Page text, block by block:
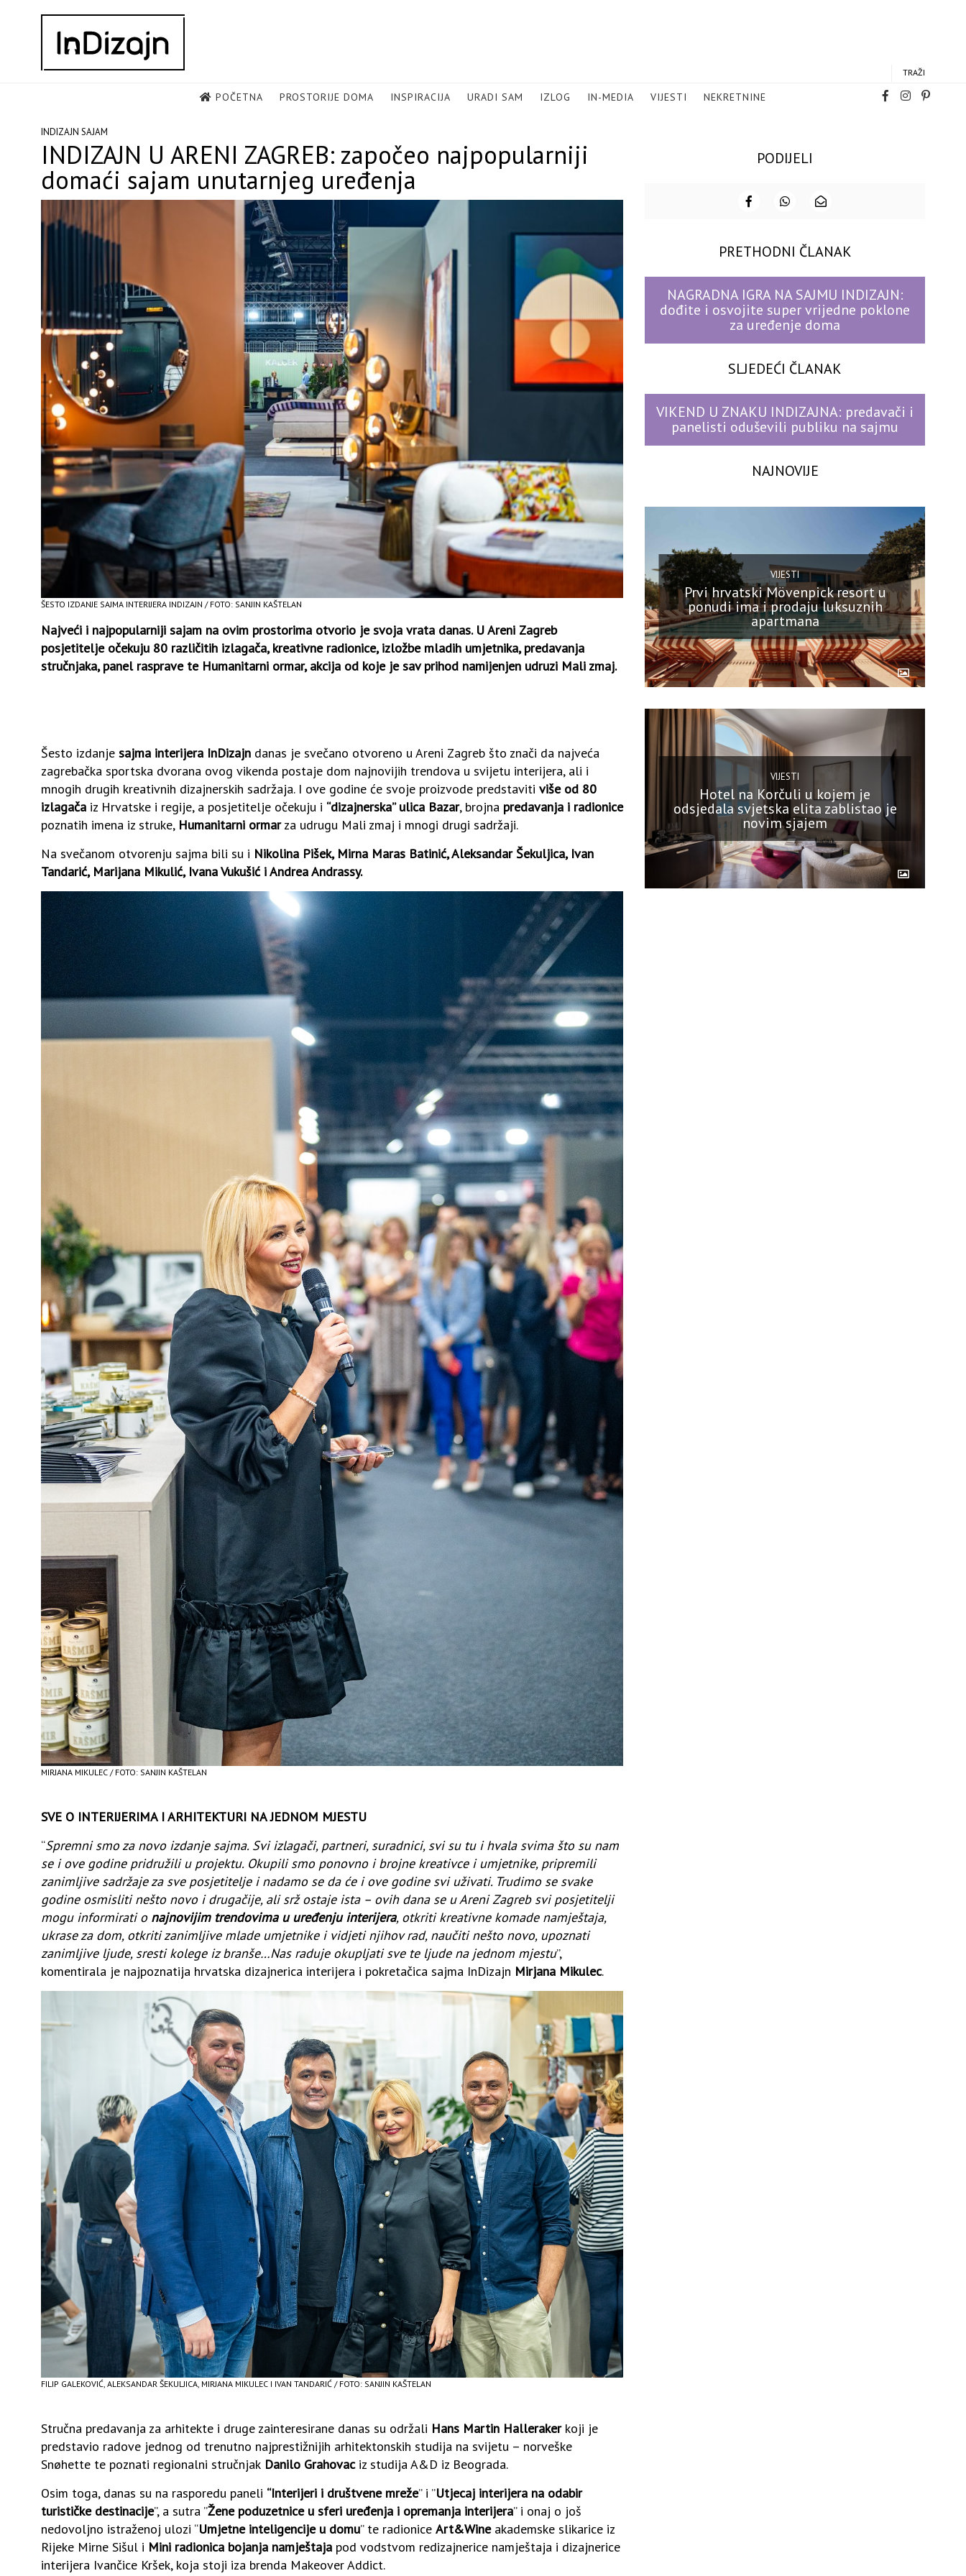
TRAŽI
POČETNA PROSTORIJE DOMA INSPIRACIJA URADI SAM IZLOG IN-MEDIA VIJESTI NEKRETNINE
INDIZAJN SAJAM
INDIZAJN U ARENI ZAGREB: započeo najpopularniji
domaći sajam unutarnjeg uređenja
ŠESTO IZDANJE SAJMA INTERIJERA INDIZAJN / FOTO: SANJIN KAŠTELAN
Najveći i najpopularniji sajam na ovim prostorima otvorio je svoja vrata danas. U Areni Zagreb
posjetitelje očekuju 80 različitih izlagača, kreativne radionice, izložbe mladih umjetnika, predavanja
stručnjaka, panel rasprave te Humanitarni ormar, akcija od koje je sav prihod namijenjen udruzi Mali zmaj.
Šesto izdanje sajma interijera InDizajn danas je svečano otvoreno u Areni Zagreb što znači da najveća
zagrebačka sportska dvorana ovog vikenda postaje dom najnovijih trendova u svijetu interijera, ali i
mnogih drugih kreativnih dizajnerskih sadržaja. I ove godine će svoje proizvode predstaviti više od 80
izlagača iz Hrvatske i regije, a posjetitelje očekuju i “dizajnerska” ulica Bazar, brojna predavanja i radionice
poznatih imena iz struke, Humanitarni ormarza udrugu Mali zmaj i mnogi drugi sadržaji.
Na svečanom otvorenju sajma bili su i Nikolina Pišek, Mirna Maras Batinić, Aleksandar Šekuljica, Ivan
Tandarić, Marijana Mikulić, Ivana Vukušić i Andrea Andrassy.
MIRJANA MIKULEC / FOTO: SANJIN KAŠTELAN
SVE O INTERIJERIMA I ARHITEKTURI NA JEDNOM MJESTU
“Spremni smo za novo izdanje sajma. Svi izlagači, partneri, suradnici, svi su tu i hvala svima što su nam
se i ove godine pridružili u projektu. Okupili smo ponovno i brojne kreativce i umjetnike, pripremili
zanimljive sadržaje za sve posjetitelje i nadamo se da će i ove godine svi uživati. Trudimo se svake
godine osmisliti nešto novo i drugačije, ali srž ostaje ista – ovih dana se u Areni Zagreb svi posjetitelji
mogu informirati o najnovijim trendovima u uređenju interijera, otkriti kreativne komade namještaja,
ukrase za dom, otkriti zanimljive mlade umjetnike i vidjeti njihov rad, naučiti nešto novo, upoznati
zanimljive ljude, sresti kolege iz branše…Nas raduje okupljati sve te ljude na jednom mjestu”,
komentirala je najpoznatija hrvatska dizajnerica interijera i pokretačica sajma InDizajn Mirjana Mikulec.
FILIP GALEKOVIĆ, ALEKSANDAR ŠEKULJICA, MIRJANA MIKULEC I IVAN TANDARIĆ / FOTO: SANJIN KAŠTELAN
Stručna predavanja za arhitekte i druge zainteresirane danas su održali Hans Martin Hallerakerkoji je
predstavio radove jednog od trenutno najprestižnijih arhitektonskih studija na svijetu – norveške
Snøhette te poznati regionalni stručnjak Danilo Grahovac iz studija A&D iz Beograda.
Osim toga, danas su na rasporedu paneli “Interijeri i društvene mreže” i ”Utjecaj interijera na odabir
turističke destinacije”, a sutra ”Žene poduzetnice u sferi uređenja i opremanja interijera” i onaj o još
nedovoljno istraženoj ulozi “Umjetne inteligencije u domu” te radionice Art&Wineakademske slikarice iz
Rijeke Mirne Sišul i Mini radionica bojanja namještaja pod vodstvom redizajnerice namještaja i dizajnerice
interijera Ivančice Kršek, koja stoji iza brenda Makeover Addict.
PODIJELI
PRETHODNI ČLANAK
NAGRADNA IGRA NA SAJMU INDIZAJN:
dođite i osvojite super vrijedne poklone
za uređenje doma
SLJEDEĆI ČLANAK
VIKEND U ZNAKU INDIZAJNA: predavači i
panelisti oduševili publiku na sajmu
NAJNOVIJE
VIJESTI
Prvi hrvatski Mövenpick resort u
ponudi ima i prodaju luksuznih
apartmana
VIJESTI
Hotel na Korčuli u kojem je
odsjedala svjetska elita zablistao je
novim sjajem